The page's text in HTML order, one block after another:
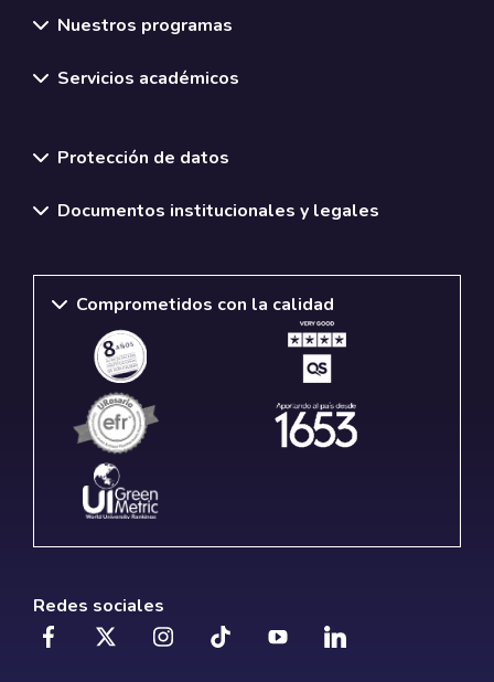
Nuestros programas
Servicios académicos
Protección de datos
Documentos institucionales y legales
Comprometidos con la calidad
Redes sociales